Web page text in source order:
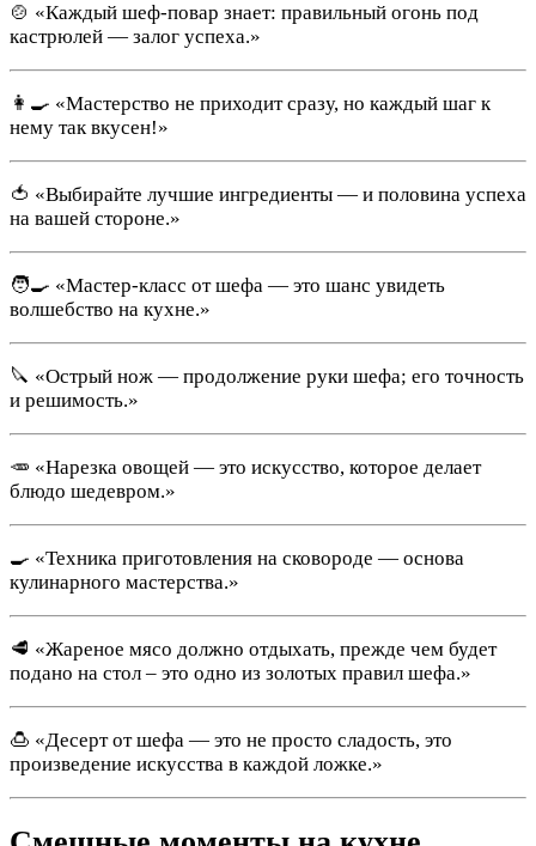
🍲 «Каждый шеф-повар знает: правильный огонь под
кастрюлей — залог успеха.»
👩‍🍳 «Мастерство не приходит сразу, но каждый шаг к
нему так вкусен!»
🍅 «Выбирайте лучшие ингредиенты — и половина успеха
на вашей стороне.»
🧑‍🍳 «Мастер-класс от шефа — это шанс увидеть
волшебство на кухне.»
🔪 «Острый нож — продолжение руки шефа; его точность
и решимость.»
🥕 «Нарезка овощей — это искусство, которое делает
блюдо шедевром.»
🍳 «Техника приготовления на сковороде — основа
кулинарного мастерства.»
🥩 «Жареное мясо должно отдыхать, прежде чем будет
подано на стол – это одно из золотых правил шефа.»
🍮 «Десерт от шефа — это не просто сладость, это
произведение искусства в каждой ложке.»